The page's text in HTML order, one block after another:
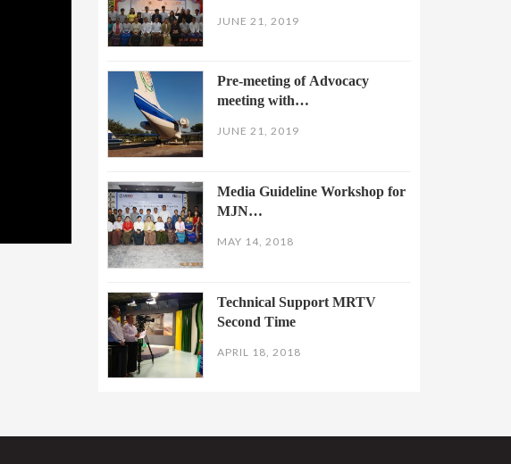
JUNE 21, 2019
Pre-meeting of Advocacy
meeting with…
JUNE 21, 2019
Media Guideline Workshop for
MJN…
MAY 14, 2018
Technical Support MRTV
Second Time
APRIL 18, 2018